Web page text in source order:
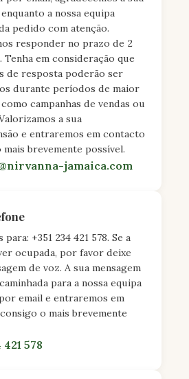
a nossa equipa
pedido com atenção.
responder no prazo de 2
Tenha em consideração que
de resposta poderão ser
durante períodos de maior
campanhas de vendas ou
a sua
e entraremos em contacto
brevemente possível.
jamaica.com
+351 234 421 578. Se a
ocupada, por favor deixe
de voz. A sua mensagem
para a nossa equipa
email e entraremos em
o mais brevemente
421 578